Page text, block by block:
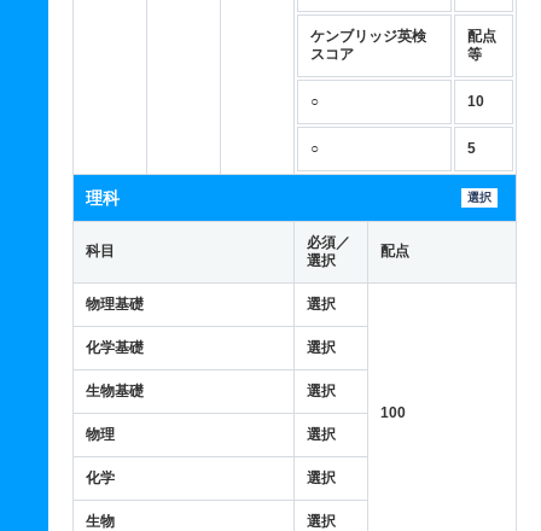
ケンブリッジ英検
スコア
配点
等
○ 10
○ 5
理科 選択
科目
必須／
選択
配点
物理基礎 選択
100
化学基礎 選択
生物基礎 選択
物理 選択
化学 選択
生物 選択